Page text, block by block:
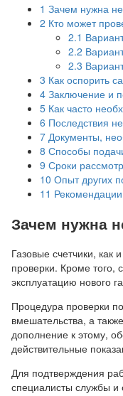
1 Зачем нужна
2 Кто может
2.1
2.2
2.3
3 Как оспорить
4 Заключение и
5 Как часто
6 Последствия
7 Документы,
8 Способы
9 Сроки
10 Опыт других
11
Зачем нужна
Газовые счетчики,
проверки. Кроме того,
эксплуатацию нового
Процедура проверки
вмешательства, а
дополнение к этому,
действительные
Для подтверждения
специалисты службы и